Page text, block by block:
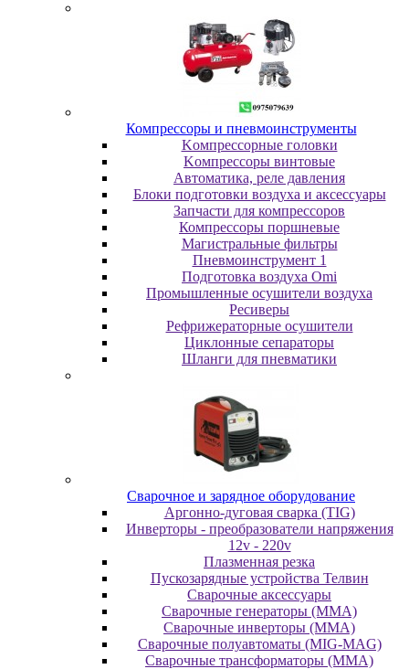
Компрессоры и пневмоинструменты
Koмпpeccopныe гoлoвки
Koмпpeccopы винтoвыe
Автоматика, реле давления
Блоки подготовки воздуха и аксессуары
Запчасти для компрессоров
Компрессоры поршневые
Магистральные фильтры
Пневмоинструмент 1
Подготовка воздуха Omi
Промышленные осушители воздуха
Ресиверы
Рефрижераторные осушители
Циклонные сепараторы
Шланги для пневматики
Cвapoчнoe и зарядное оборудование
Аргонно-дуговая сварка (TIG)
Инверторы - преобразователи напряжения
12v - 220v
Плазменная резка
Пускозарядные устройства Телвин
Сварочные аксессуары
Сварочные генераторы (MMA)
Сварочные инверторы (MMA)
Сварочные полуавтоматы (MIG-MAG)
Сварочные трансформаторы (MMA)